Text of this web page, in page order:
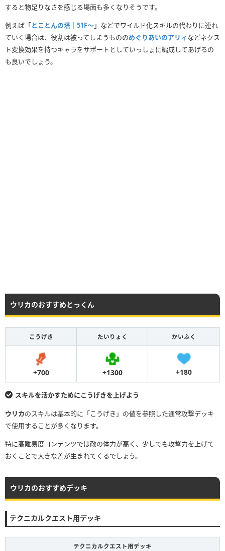
すると物足りなさを感じる場面も多くなりそうです。
例えば「とことんの塔｜51F〜」などでワイルド化スキルの代わりに連れ
ていく場合は、役割は被ってしまうもののめぐりあいのアリィなどネクス
ト変換効果を持つキャラをサポートとしていっしょに編成してあげるの
も良いでしょう。
ウリカのおすすめとっくん
こうげき たいりょく かいふく
+700 +1300 +180
スキルを活かすためにこうげきを上げよう
ウリカのスキルは基本的に「こうげき」の値を参照した通常攻撃デッキ
で使用することが多くなります。
特に高難易度コンテンツでは敵の体力が高く、少しでも攻撃力を上げて
おくことで大きな差が生まれてくるでしょう。
ウリカのおすすめデッキ
テクニカルクエスト用デッキ
テクニカルクエスト用デッキ